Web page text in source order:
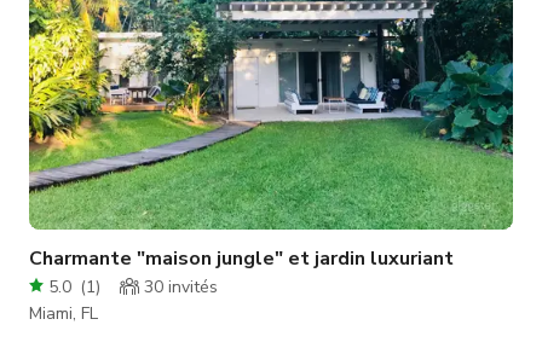
Charmante "maison jungle" et jardin luxuriant
5.0 (1) 30 invités
Miami, FL